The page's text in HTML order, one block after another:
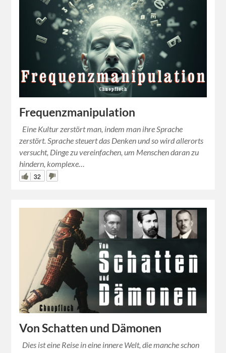
Frequenzmanipulation
Eine Kultur zerstört man, indem man ihre Sprache
zerstört. Sprache steuert das Denken und so wird allerorts
versucht, Dinge zu vereinfachen, um Menschen daran zu
hindern, komplexe…
32
Von Schatten und Dämonen
Dies ist eine Reise in eine innere Welt, die manche schon